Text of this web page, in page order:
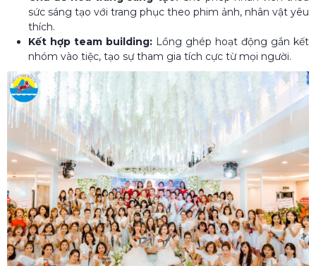
sức sáng tạo với trang phục theo phim ảnh, nhân vật yêu
thích.
Kết hợp team building: Lồng ghép hoạt động gắn kết
nhóm vào tiệc, tạo sự tham gia tích cực từ mọi người.